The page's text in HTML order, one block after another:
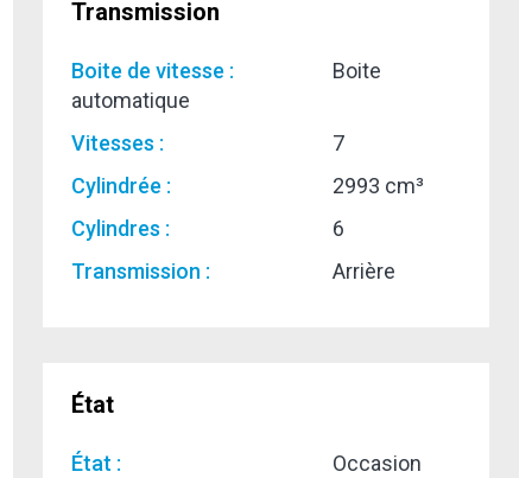
Transmission
Boite de vitesse :
Boite
automatique
Vitesses :
7
Cylindrée :
2993 cm³
Cylindres :
6
Transmission :
Arrière
État
État :
Occasion